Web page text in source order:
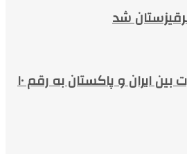
شد
افزایش حجم تجارت بین ایران و پاکستان به رقم ۱۰